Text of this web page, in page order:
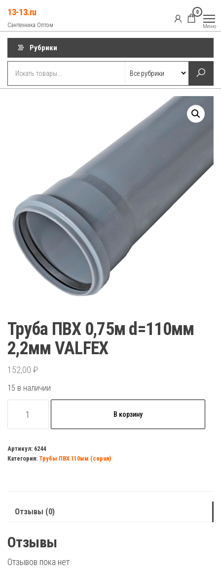
содержимому
13-13.ru
Сантехника Оптом
0
Меню
Рубрики
Труба ПВХ 0,75м d=110мм
2,2мм VALFEX
152,00 ₽
15 в наличии
товара
ПВХ
0,75м
В корзину
Артикул: 6244
Категория: Трубы ПВХ 110мм (серая)
Отзывы (0)
Отзывы
Отзывов пока нет.